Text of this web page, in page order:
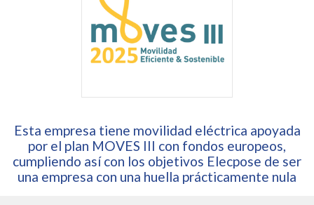
Esta empresa tiene movilidad eléctrica apoyada
por el plan MOVES III con fondos europeos,
cumpliendo así con los objetivos Elecpose de ser
una empresa con una huella prácticamente nula